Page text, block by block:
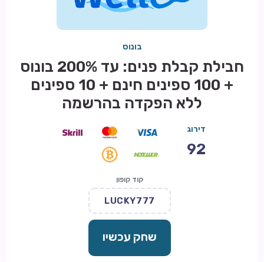
בונוס
חבילת קבלת פנים: עד 200% בונוס
+ 100 ספינים חינם + 10 ספינים
ללא הפקדה בהרשמה
דירוג
92
קוד קופון
LUCKY777
שחק עכשיו